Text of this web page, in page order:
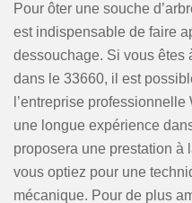
Pour ôter une souche
est indispensable de faire
dessouchage. Si vous êtes
dans le 33660, il est
l’entreprise
une longue expérience
proposera une prestation à
vous optiez pour une
mécanique. Pour de plus